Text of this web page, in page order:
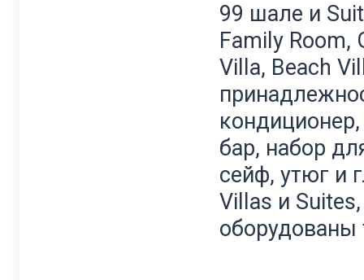
99 шале и
Family Room,
Villa, Beach
бар, набор
сейф, утюг и
Villas и
оборудованы